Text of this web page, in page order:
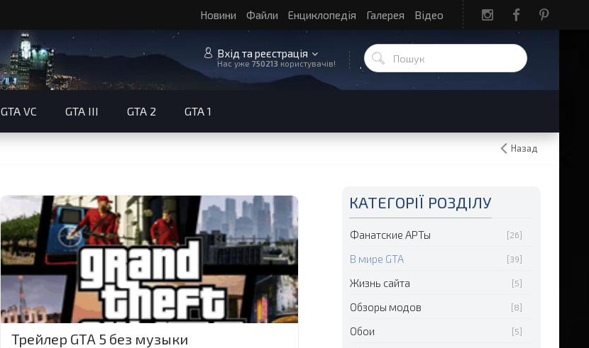
Новини Файли Енциклопедія Галерея Відео
Вхід та реєстрація
Нас уже 750213 користувачів!
GTA VC GTA III GTA 2 GTA 1
Назад
Трейлер GTA 5 без музыки
КАТЕГОРІЇ РОЗДІЛУ
Фанатские АРТы [26]
В мире GTA [39]
Жизнь сайта [5]
Обзоры модов [8]
Обои [5]